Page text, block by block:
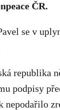
ČR.
se v
republika
podpisy
nepodařilo